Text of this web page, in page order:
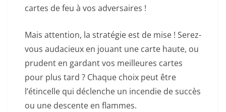
cartes de feu à vos adversaires !
Mais attention, la stratégie est de mise ! Serez-
vous audacieux en jouant une carte haute, ou
prudent en gardant vos meilleures cartes
pour plus tard ? Chaque choix peut être
l’étincelle qui déclenche un incendie de succès
ou une descente en flammes.